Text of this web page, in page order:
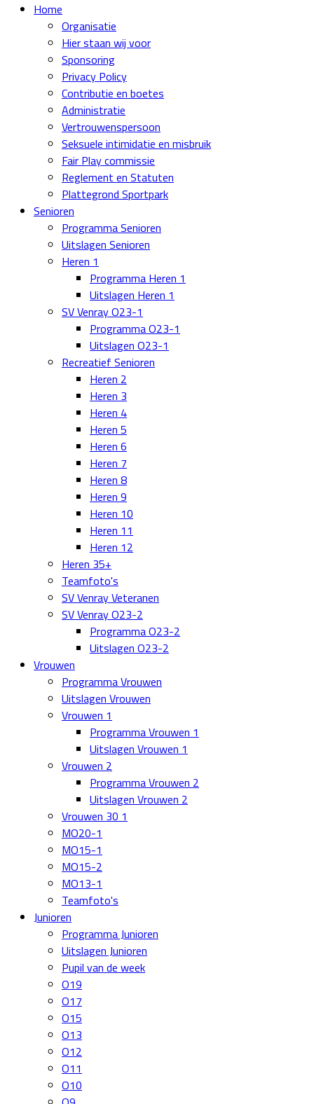
Home
Organisatie
Hier staan wij voor
Sponsoring
Privacy Policy
Contributie en boetes
Administratie
Vertrouwenspersoon
Seksuele intimidatie en misbruik
Fair Play commissie
Reglement en Statuten
Plattegrond Sportpark
Senioren
Programma Senioren
Uitslagen Senioren
Heren 1
Programma Heren 1
Uitslagen Heren 1
SV Venray O23-1
Programma O23-1
Uitslagen O23-1
Recreatief Senioren
Heren 2
Heren 3
Heren 4
Heren 5
Heren 6
Heren 7
Heren 8
Heren 9
Heren 10
Heren 11
Heren 12
Heren 35+
Teamfoto's
SV Venray Veteranen
SV Venray O23-2
Programma O23-2
Uitslagen O23-2
Vrouwen
Programma Vrouwen
Uitslagen Vrouwen
Vrouwen 1
Programma Vrouwen 1
Uitslagen Vrouwen 1
Vrouwen 2
Programma Vrouwen 2
Uitslagen Vrouwen 2
Vrouwen 30 1
MO20-1
MO15-1
MO15-2
MO13-1
Teamfoto's
Junioren
Programma Junioren
Uitslagen Junioren
Pupil van de week
O19
O17
O15
O13
O12
O11
O10